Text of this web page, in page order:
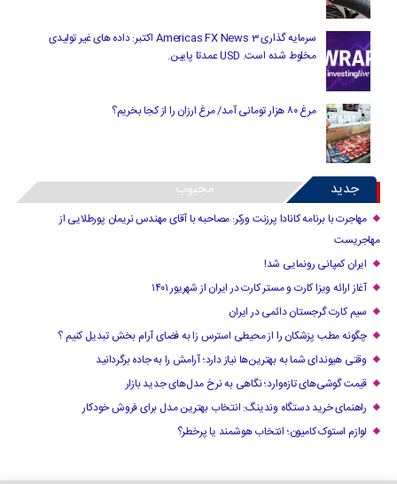
سرمایه گذاری Americas FX News 3 اکتبر: داده های غیر تولیدی
مخلوط شده است. USD عمدتا پایین.
مرغ ۸۰ هزار تومانی آمد/ مرغ ارزان را از کجا بخریم؟
جدید محبوب
مهاجرت با برنامه کانادا پرزنت ورکر: مصاحبه با آقای مهندس نریمان پورطلایی از
مهاجریست
ایران کمپانی رونمایی شد!
آغاز ارائه ویزا کارت و مستر کارت در ایران از شهریور ۱۴۰۱
سیم کارت گرجستان دائمی در ایران
چگونه مطب پزشکان را از محیطی استرس زا به فضای آرام بخش تبدیل کنیم ؟
وقتی هیوندای شما به بهترین‌ها نیاز دارد؛ آرامش را به جاده برگردانید
قیمت گوشی‌های تازه‌وارد؛ نگاهی به نرخ مدل‌های جدید بازار
راهنمای خرید دستگاه وندینگ: انتخاب بهترین مدل برای فروش خودکار
لوازم استوک کامیون؛ انتخاب هوشمند یا پرخطر؟